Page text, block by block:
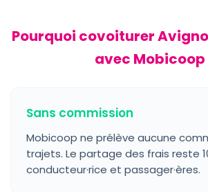
Pourquoi covoiturer
avec Mobicoop
Sans commission
Mobicoop ne prélève aucune
trajets. Le partage des frais reste
conducteur·rice et passager·ères.